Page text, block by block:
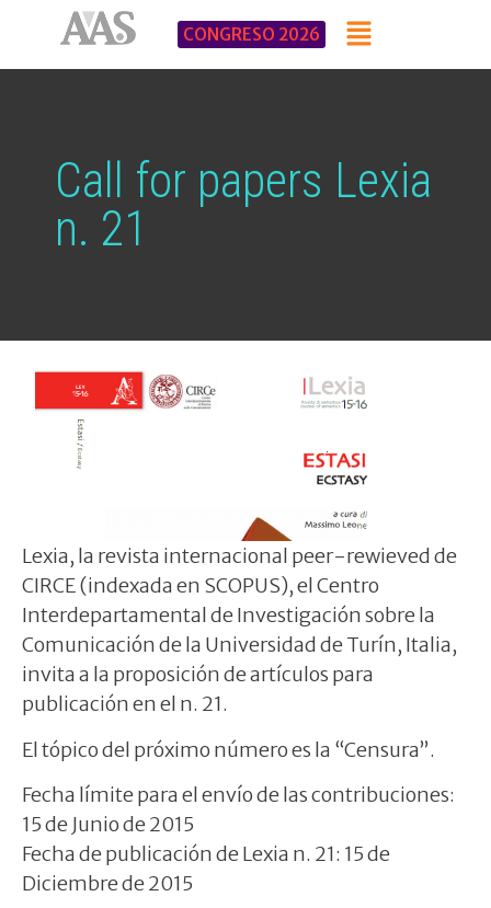
CONGRESO 2026
Call for papers Lexia
n. 21
Lexia, la revista internacional peer-rewieved de
CIRCE (indexada en SCOPUS), el Centro
Interdepartamental de Investigación sobre la
Comunicación de la Universidad de Turín, Italia,
invita a la proposición de artículos para
publicación en el n. 21.
El tópico del próximo número es la “Censura”.
Fecha límite para el envío de las contribuciones:
15 de Junio de 2015
Fecha de publicación de Lexia n. 21: 15 de
Diciembre de 2015